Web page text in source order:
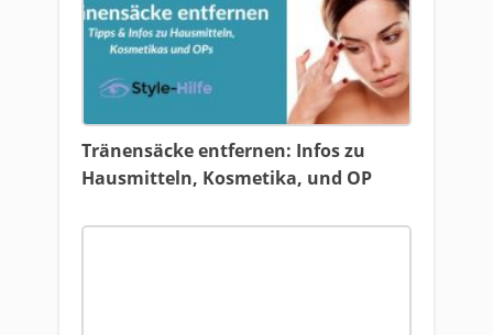
Tränensäcke entfernen: Infos zu
Hausmitteln, Kosmetika, und OP